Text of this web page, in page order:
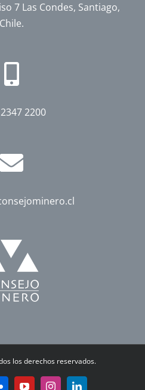
7 Las Condes, Santiago,
Chile.
2200
los derechos reservados.